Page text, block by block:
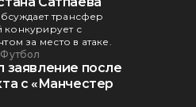
трансфер
с
за место в атаке.
Футбол
заявление после
с «Манчестер